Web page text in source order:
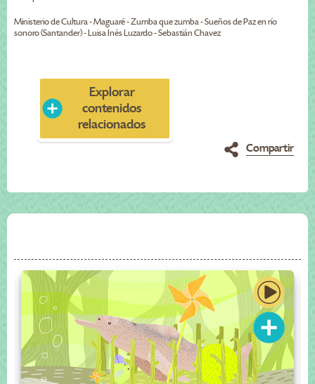
Ministerio de Cultura - Maguaré - Zumba que zumba - Sueños de Paz en río
sonoro (Santander) - Luisa Inés Luzardo - Sebastián Chavez
Explorar
contenidos
relacionados
Compartir